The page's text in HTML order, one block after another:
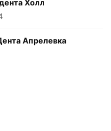
Холл
Апрелевка